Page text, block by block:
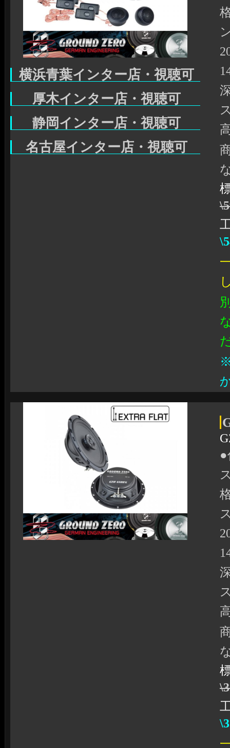
横浜青葉インター店・視聴可
厚木インター店・視聴可
静岡インター店・視聴可
名古屋インター店・視聴可
●